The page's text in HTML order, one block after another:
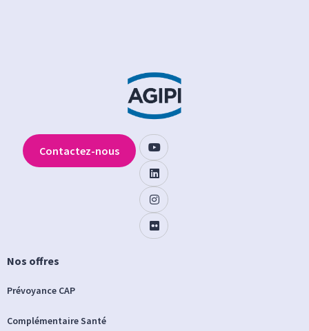
Nos offres
Prévoyance CAP
Complémentaire Santé
Contactez-nous